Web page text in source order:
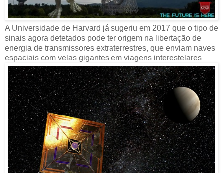
A Universidade de Harvard já sugeriu em 2017 que o tipo de
sinais agora detetados pode ter origem na libertação de
energia de transmissores extraterrestres, que enviam naves
espaciais com velas gigantes em viagens interestelares